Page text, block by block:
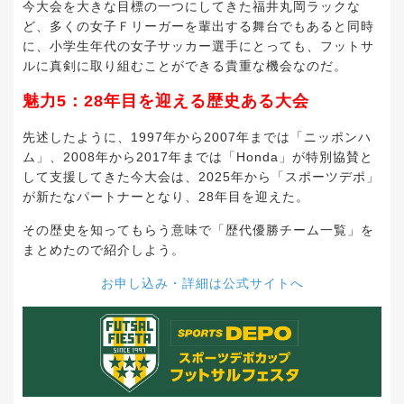
今大会を大きな目標の一つにしてきた福井丸岡ラックな
ど、多くの女子Ｆリーガーを輩出する舞台でもあると同時
に、小学生年代の女子サッカー選手にとっても、フットサ
ルに真剣に取り組むことができる貴重な機会なのだ。
魅力5：28年目を迎える歴史ある大会
先述したように、1997年から2007年までは「ニッポンハ
ム」、2008年から2017年までは「Honda」が特別協賛と
して支援してきた今大会は、2025年から「スポーツデポ」
が新たなパートナーとなり、28年目を迎えた。
その歴史を知ってもらう意味で「歴代優勝チーム一覧」を
まとめたので紹介しよう。
お申し込み・詳細は公式サイトへ